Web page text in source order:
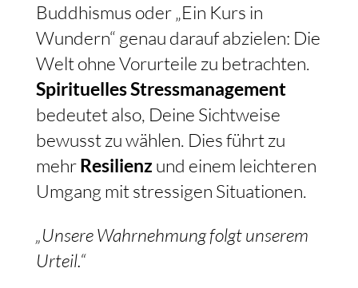
Buddhismus oder „Ein Kurs in
Wundern“ genau darauf abzielen: Die
Spirituelles Stressmanagement
bedeutet also, Deine Sichtweise
bewusst zu wählen. Dies führt zu
mehrResilienz und einem leichteren
Umgang mit stressigen Situationen.
„Unsere Wahrnehmung folgt unserem
Urteil.“